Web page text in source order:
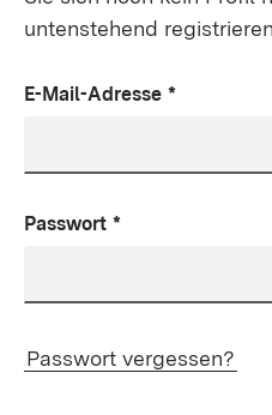
untenstehend
E-Mail-Adresse *
Passwort *
Passwort vergessen?